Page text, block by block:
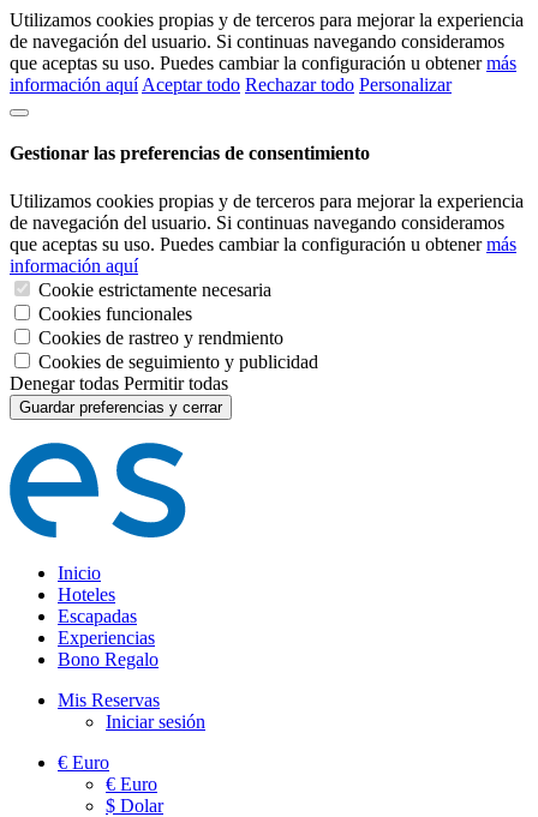
Utilizamos cookies propias y de terceros para mejorar la experiencia
de navegación del usuario. Si continuas navegando consideramos
que aceptas su uso. Puedes cambiar la configuración u obtenermás
información aquí Aceptar todo Rechazar todo Personalizar
Gestionar las preferencias de consentimiento
Utilizamos cookies propias y de terceros para mejorar la experiencia
de navegación del usuario. Si continuas navegando consideramos
que aceptas su uso. Puedes cambiar la configuración u obtenermás
información aquí
Cookie estrictamente necesaria
Cookies funcionales
Cookies de rastreo y rendmiento
Cookies de seguimiento y publicidad
Denegar todas Permitir todas
Guardar preferencias y cerrar
Inicio
Hoteles
Escapadas
Experiencias
Bono Regalo
Mis Reservas
Iniciar sesión
€ Euro
€ Euro
$ Dolar